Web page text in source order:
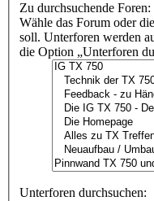
Zu durchsuchende Foren:
Wähle das Forum oder
soll. Unterforen werden
die Option „Unterforen
Unterforen durchsuchen: